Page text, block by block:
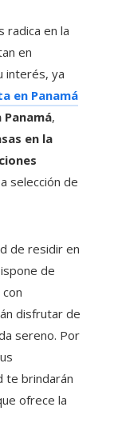
radica en la
en
interés, ya
en Panamá
,
en la
selección de
de residir en
de
con
disfrutar de
sereno. Por
te brindarán
ofrece la